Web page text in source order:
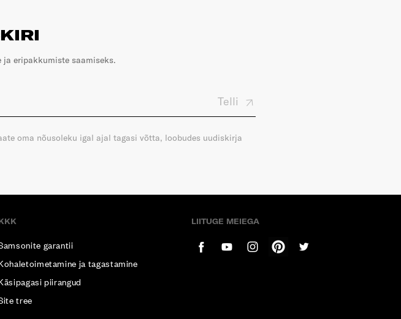
ja eripakkumiste saamiseks.
Telli
oma nõusoleku igal ajal tagasi võtta, loobudes uudiskirja
garantii
ja tagastamine
piirangud
tree
LIITUGE MEIEGA